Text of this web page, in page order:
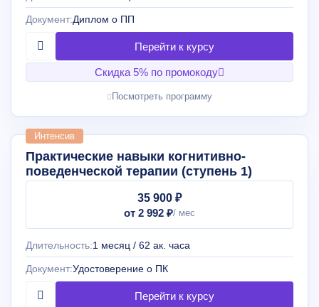
Документ:Диплом о ПП
Скидка 5% по промокоду
Посмотреть программу
Интенсив
Практические навыки когнитивно-
поведенческой терапии (ступень 1)
35 900 ₽
от 2 992 ₽
Длительность:1 месяц / 62 ак. часа
Документ:Удостоверение о ПК